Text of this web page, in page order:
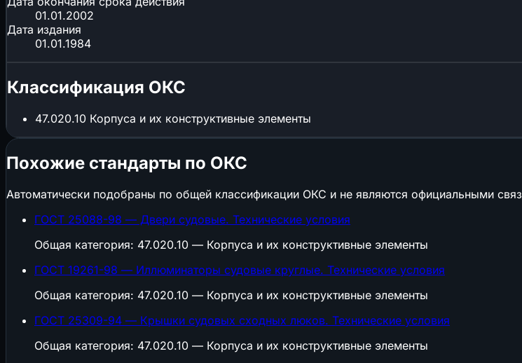
01.01.2002
Дата издания
01.01.1984
Классификация ОКС
47.020.10 Корпуса и их конструктивные элементы
Похожие стандарты по ОКС
Автоматически подобраны по общей классификации ОКС и не являются официальными
ГОСТ 25088-98 — Двери судовые. Технические условия
Общая категория: 47.020.10 — Корпуса и их конструктивные элементы
ГОСТ 19261-98 — Иллюминаторы судовые круглые. Технические условия
Общая категория: 47.020.10 — Корпуса и их конструктивные элементы
ГОСТ 25309-94 — Крышки судовых сходных люков. Технические условия
Общая категория: 47.020.10 — Корпуса и их конструктивные элементы